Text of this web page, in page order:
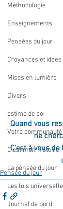
Méthodologie
Enseignements
Pensées du jour
Croyances et
Mises en lumière
Divers
estime de soi
Votre communauté
C'est mon histoire
La pensée du jour
Les lois
Journal de bord
Quand vous
ne
C'est à vous
Pensée du jour